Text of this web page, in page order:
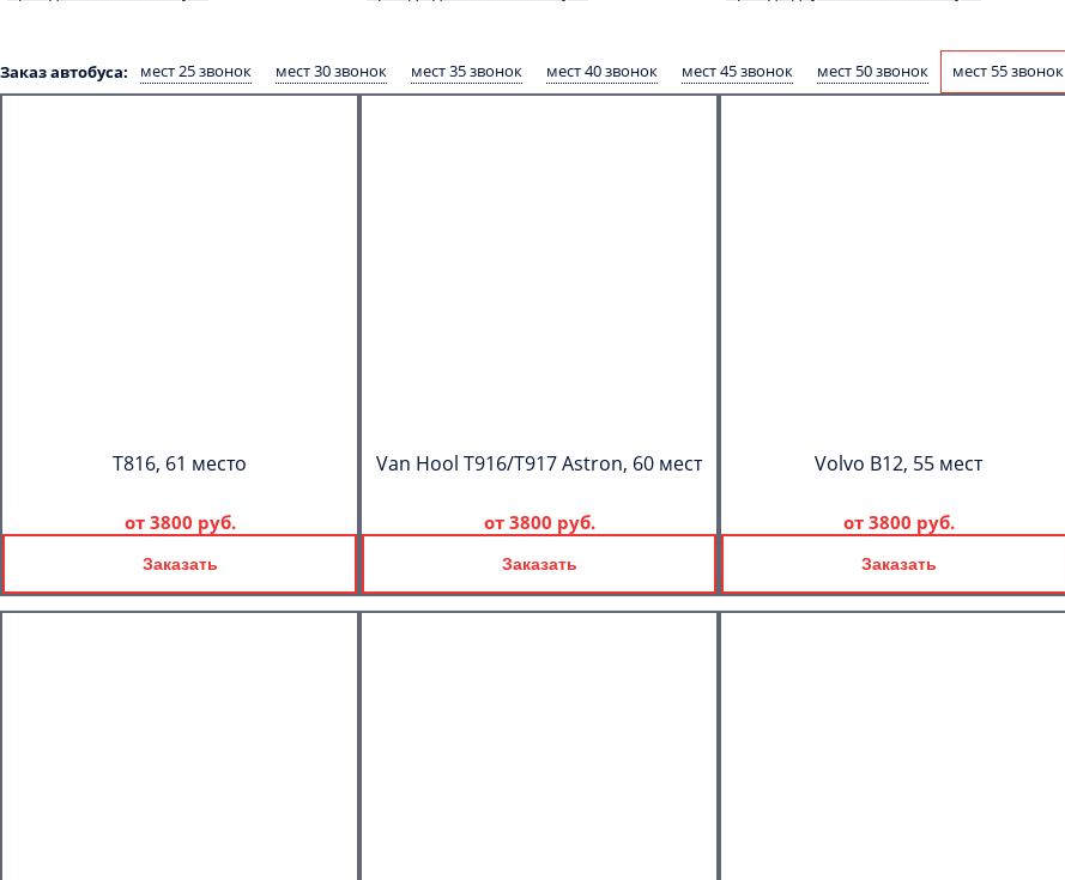
Заказ автобуса: мест 25 звонок мест 30 звонок мест 35 звонок мест 40 звонок мест 45 звонок мест 50 звонок мест 55 звонок
T816, 61 место
от 3800 руб.
Заказать
Van Hool T916/T917 Astron, 60 мест
от 3800 руб.
Заказать
Volvo B12, 55 мест
от 3800 руб.
Заказать